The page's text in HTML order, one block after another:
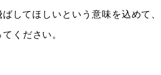
してほしいという意味を込めて、
ください。